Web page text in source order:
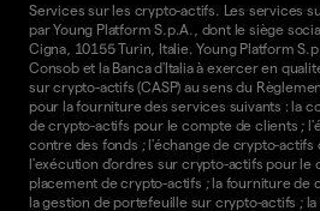
Services sur les crypto-actifs. Les services
par Young Platform S.p.A., dont le siège
Cigna, 10155 Turin, Italie. Young Platform
Consob et la Banca d'Italia à exercer en
sur crypto-actifs (CASP) au sens du
pour la fourniture des services suivants : la
de crypto-actifs pour le compte de clients ;
contre des fonds ; l'échange de crypto-
l'exécution d'ordres sur crypto-actifs pour le
placement de crypto-actifs ; la fourniture de
la gestion de portefeuille sur crypto-actifs ;